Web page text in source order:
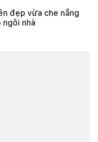
đẹp vừa che nắng
nhà